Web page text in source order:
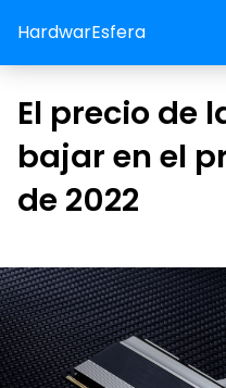
HardwarEsfera
El precio de
bajar en el
de 2022